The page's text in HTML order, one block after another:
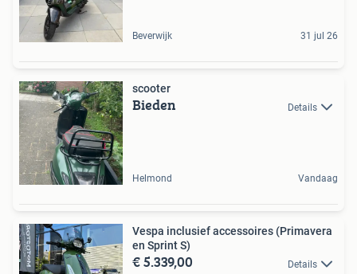
Beverwijk 31 jul 26
scooter
Bieden Details
Helmond Vandaag
Vespa inclusief accessoires (Primavera
en Sprint S)
€ 5.339,00 Details